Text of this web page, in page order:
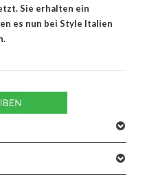
Sie erhalten ein
es nun bei Style Italien